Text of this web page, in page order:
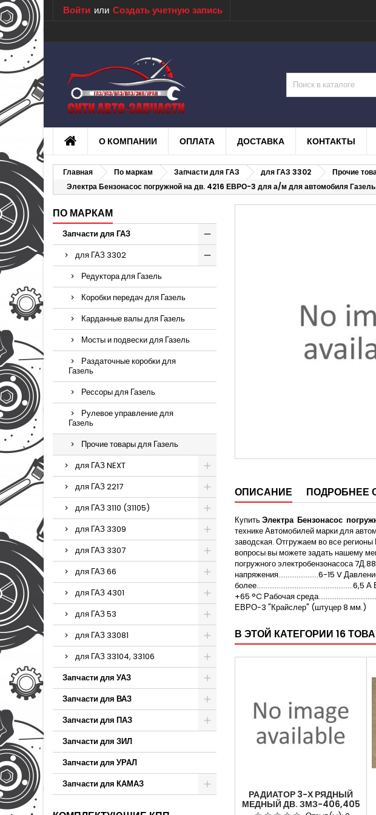
Войти или Создать учетную запись
О КОМПАНИИ ОПЛАТА ДОСТАВКА КОНТАКТЫ
Главная По маркам Запчасти для ГАЗ для ГАЗ 3302
Прочие
Электра Бензонасос погружной на дв. 4216 ЕВРО-3 для а/м для автомобиля
ПО МАРКАМ
Запчасти для ГАЗ
для ГАЗ 3302
Редуктора для Газель
Коробки передач для Газель
Карданные валы для Газель
Мосты и подвески для Газель
Раздаточные коробки для
Газель
Рессоры для Газель
Рулевое управление для
Газель
Прочие товары для Газель
для ГАЗ NEXT
для ГАЗ 2217
для ГАЗ 3110 (31105)
для ГАЗ 3309
для ГАЗ 3307
для ГАЗ 66
для ГАЗ 4301
для ГАЗ 53
для ГАЗ 33081
для ГАЗ 33104, 33106
Запчасти для УАЗ
Запчасти для ВАЗ
Запчасти для ПАЗ
Запчасти для ЗИЛ
Запчасти для УРАЛ
Запчасти для КАМАЗ
ОПИСАНИЕ ПОДРОБНЕЕ
КупитьЭлектра Бензонасос
технике Автомобилей марки для
заводская. Отгружаем во все
вопросы вы можете задать нашему
погружного электробензонасоса
напряжения......................6-15 V
+65 °C Рабочая
ЕВРО-3 "Крайслер" (штуцер 8 мм.)
В ЭТОЙ КАТЕГОРИИ 16
РАДИАТОР 3-Х РЯДНЫЙ
МЕДНЫЙ ДВ. ЗМЗ-406,405